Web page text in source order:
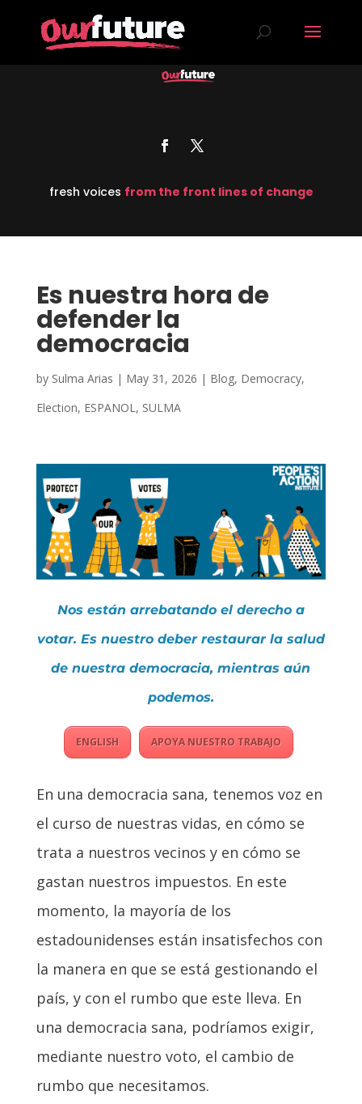
fresh voices from the front lines of change
Es nuestra hora de
defender la
democracia
by Sulma Arias | May 31, 2026 | Blog, Democracy,
Election, ESPANOL, SULMA
Nos están arrebatando el derecho a
votar. Es nuestro deber restaurar la salud
de nuestra democracia, mientras aún
podemos.
ENGLISH APOYA NUESTRO TRABAJO
En una democracia sana, tenemos voz en
el curso de nuestras vidas, en cómo se
trata a nuestros vecinos y en cómo se
gastan nuestros impuestos. En este
momento, la mayoría de los
estadounidenses están insatisfechos con
la manera en que se está gestionando el
país, y con el rumbo que este lleva. En
una democracia sana, podríamos exigir,
mediante nuestro voto, el cambio de
rumbo que necesitamos.